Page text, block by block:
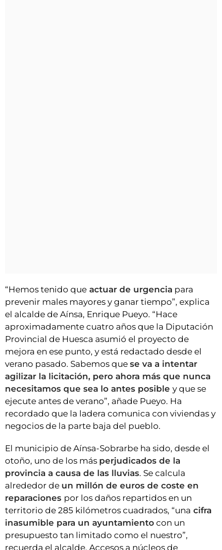
“Hemos tenido que actuar de urgencia para
prevenir males mayores y ganar tiempo”, explica
el alcalde de Aínsa, Enrique Pueyo. “Hace
aproximadamente cuatro años que la Diputación
Provincial de Huesca asumió el proyecto de
mejora en ese punto, y está redactado desde el
verano pasado. Sabemos que se va a intentar
agilizar la licitación, pero ahora más que nunca
necesitamos que sea lo antes posible y que se
ejecute antes de verano”, añade Pueyo. Ha
recordado que la ladera comunica con viviendas y
negocios de la parte baja del pueblo.
El municipio de Aínsa-Sobrarbe ha sido, desde el
otoño, uno de los más perjudicados de la
provincia a causa de las lluvias. Se calcula
alrededor de un millón de euros de coste en
reparaciones por los daños repartidos en un
territorio de 285 kilómetros cuadrados, “una cifra
inasumible para un ayuntamiento con un
presupuesto tan limitado como el nuestro”,
recuerda el alcalde. Accesos a núcleos de